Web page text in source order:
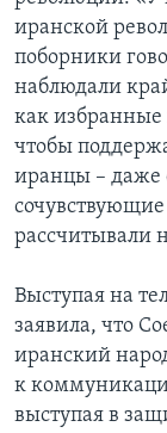
иранской
поборники
наблюдали
как
чтобы
иранцы – даже
рассчитывали
Выступая на
заявила, что
иранский
к
выступая в